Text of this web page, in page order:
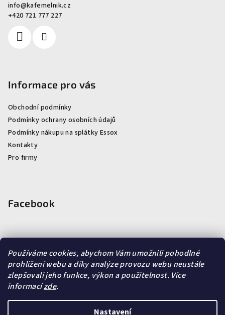
Používáme cookies, abychom Vám umožnili pohodlné
prohlížení webu a díky analýze provozu webu neustále
zlepšovali jeho funkce, výkon a použitelnost. Více
informacízde.
Nastavení
info@kafemelnik.cz
+420 721 777 227
Informace pro vás
Obchodní podmínky
Podmínky ochrany osobních údajů
Podmínky nákupu na splátky Essox
Kontakty
Pro firmy
Facebook
Vyhledávání